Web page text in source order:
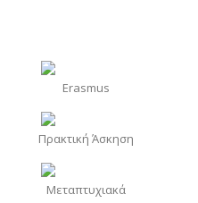
Erasmus
Πρακτική Άσκηση
Μεταπτυχιακά